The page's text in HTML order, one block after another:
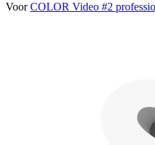
VoorCOLOR Video #2